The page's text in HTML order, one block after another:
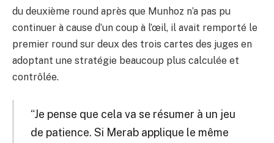
du deuxième round après que Munhoz n’a pas pu
continuer à cause d’un coup à l’œil, il avait remporté le
premier round sur deux des trois cartes des juges en
adoptant une stratégie beaucoup plus calculée et
contrôlée.
“Je pense que cela va se résumer à un jeu
de patience. Si Merab applique le même